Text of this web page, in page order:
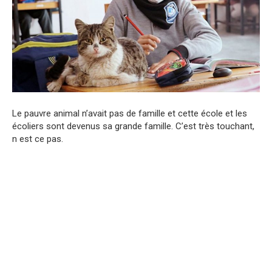
Le pauvre animal n’avait pas de famille et cette école et les
écoliers sont devenus sa grande famille. C’est très touchant,
n est ce pas.